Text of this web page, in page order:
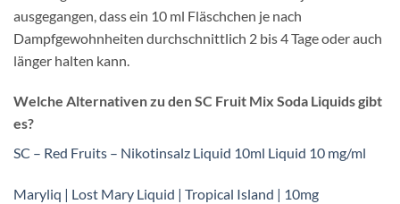
ausgegangen, dass ein 10 ml Fläschchen je nach
Dampfgewohnheiten durchschnittlich 2 bis 4 Tage oder auch
länger halten kann.
Welche Alternativen zu den SC Fruit Mix Soda Liquids gibt
es?
SC – Red Fruits – Nikotinsalz Liquid 10ml Liquid 10 mg/ml
Maryliq | Lost Mary Liquid | Tropical Island | 10mg